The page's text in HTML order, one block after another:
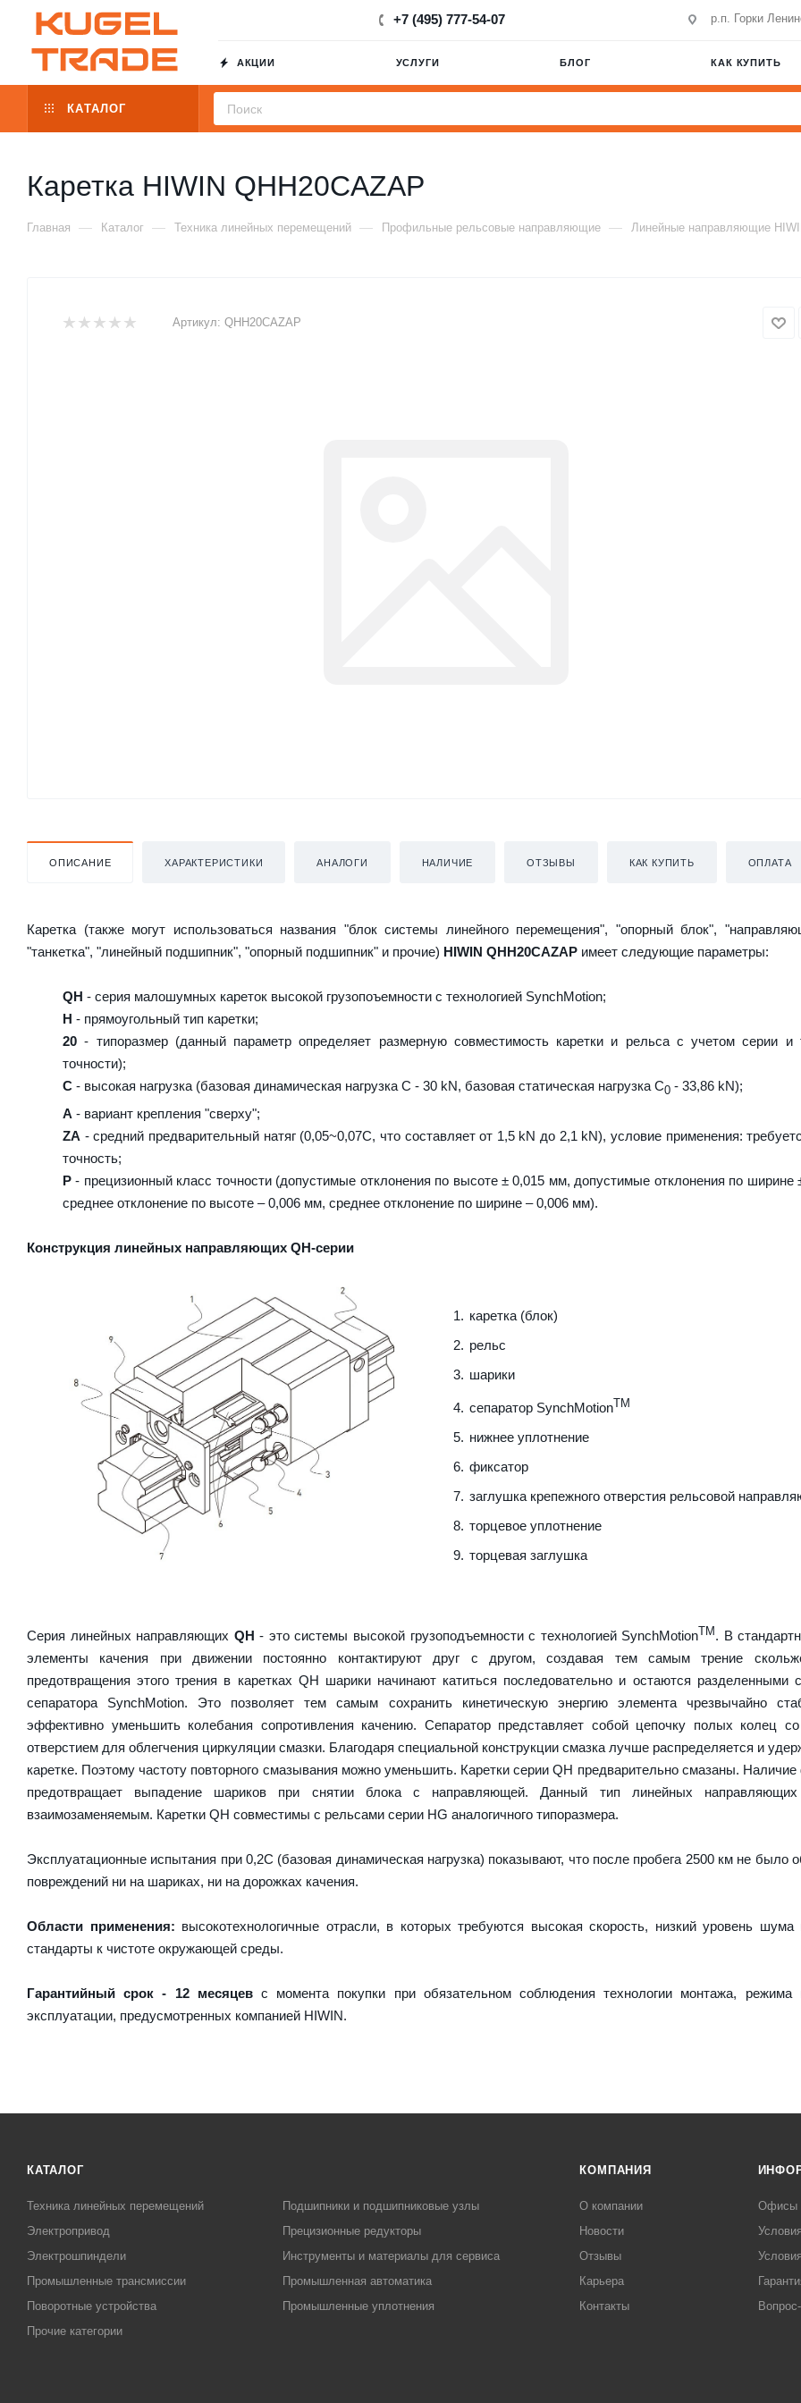
+7 (495) 777-54-07 р.п. Горки
АКЦИИ УСЛУГИ БЛОГ КАК КУПИТЬ
КАТАЛОГ
Каретка HIWIN QHH20CAZAP
Главная — Каталог — Техника линейных перемещений — Профильные рельсовые направляющие — Линейные направляющие
Артикул: QHH20CAZAP
ОПИСАНИЕ ХАРАКТЕРИСТИКИ АНАЛОГИ НАЛИЧИЕ ОТЗЫВЫ КАК КУПИТЬ ОПЛАТА
Каретка (также могут использоваться названия "блок системы линейного перемещения", "опорный блок",
"танкетка", "линейный подшипник", "опорный подшипник" и прочие) HIWIN QHH20CAZAP имеет следующие параметры:
QH - серия малошумных кареток высокой грузопоъемности с технологией SynchMotion;
H - прямоугольный тип каретки;
20 - типоразмер (данный параметр определяет размерную совместимость каретки и рельса с учетом серии и
точности);
C - высокая нагрузка (базовая динамическая нагрузка C - 30 kN, базовая статическая нагрузка С0 - 33,86 kN);
A - вариант крепления "сверху";
ZA - средний предварительный натяг (0,05~0,07C, что составляет от 1,5 kN до 2,1 kN), условие применения:
точность;
P - прецизионный класс точности (допустимые отклонения по высоте ± 0,015 мм, допустимые отклонения по ширине
среднее отклонение по высоте – 0,006 мм, среднее отклонение по ширине – 0,006 мм).
Конструкция линейных направляющих QН-серии
каретка (блок)
рельс
шарики
сепаратор SynchMotionTM
нижнее уплотнение
фиксатор
заглушка крепежного отверстия рельсовой
торцевое уплотнение
торцевая заглушка
Серия линейных направляющих QH - это системы высокой грузоподъемности с технологией SynchMotion TM . В
элементы качения при движении постоянно контактируют друг с другом, создавая тем самым трение
предотвращения этого трения в каретках QH шарики начинают катиться последовательно и остаются
сепаратора SynchMotion. Это позволяет тем самым сохранить кинетическую энергию элемента чрезвычайно
эффективно уменьшить колебания сопротивления качению. Сепаратор представляет собой цепочку полых колец
отверстием для облегчения циркуляции смазки. Благодаря специальной конструкции смазка лучше распределяется и
каретке. Поэтому частоту повторного смазывания можно уменьшить. Каретки серии QH предварительно смазаны. Наличие
предотвращает выпадение шариков при снятии блока с направляющей. Данный тип линейных направляющих
взаимозаменяемым. Каретки QH совместимы с рельсами серии HG аналогичного типоразмера.
Эксплуатационные испытания при 0,2C (базовая динамическая нагрузка) показывают, что после пробега 2500 км не было
повреждений ни на шариках, ни на дорожках качения.
Области применения: высокотехнологичные отрасли, в которых требуются высокая скорость, низкий уровень
стандарты к чистоте окружающей среды.
Гарантийный срок - 12 месяцевс момента покупки при обязательном соблюдения технологии монтажа, режима
эксплуатации, предусмотренных компанией HIWIN.
КАТАЛОГ
Техника линейных перемещений
Подшипники и подшипниковые узлы
Электропривод
Прецизионные редукторы
Электрошпиндели
Инструменты и материалы для сервиса
Промышленные трансмиссии
Промышленная автоматика
Поворотные устройства
Промышленные уплотнения
Прочие категории
КОМПАНИЯ
О компании
Новости
Отзывы
Карьера
Контакты
Офисы